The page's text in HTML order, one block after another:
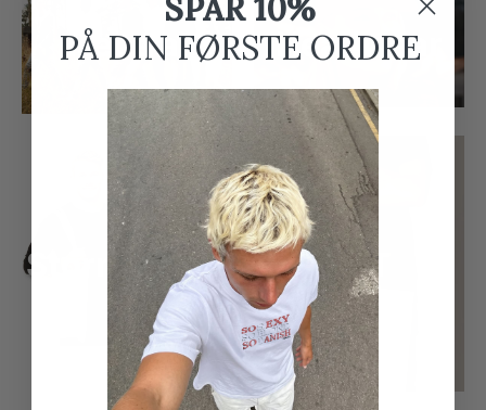
Neutral Headwear
Stormtextile R&T
SPAR 10%
PÅ DIN FØRSTE ORDRE